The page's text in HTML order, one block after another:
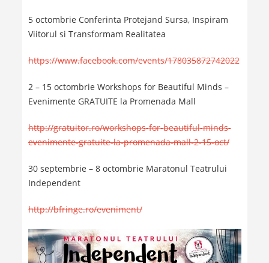
5 octombrie Conferinta Protejand Sursa, Inspiram
Viitorul si Transformam Realitatea
https://www.facebook.com/events/178035872742022
2 – 15 octombrie Workshops for Beautiful Minds –
Evenimente GRATUITE la Promenada Mall
http://gratuitor.ro/workshops-for-beautiful-minds-
evenimente-gratuite-la-promenada-mall-2-15-oct/
30 septembrie – 8 octombrie Maratonul Teatrului
Independent
http://bfringe.ro/eveniment/